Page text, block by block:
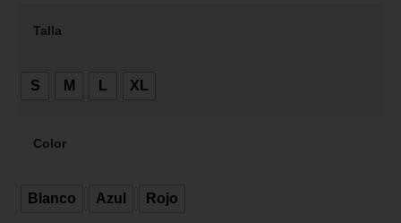
Talla
S M L XL
Color
Blanco Azul Rojo